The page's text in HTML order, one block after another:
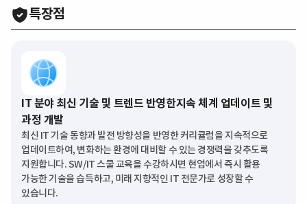
특장점
IT 분야 최신 기술 및 트렌드 반영한지속 체계 업데이트 및
과정 개발
최신 IT 기술 동향과 발전 방향성을 반영한 커리큘럼을 지속적으로
업데이트하여, 변화하는 환경에 대비할 수 있는 경쟁력을 갖추도록
지원합니다. SW/IT 스쿨 교육을 수강하시면 현업에서 즉시 활용
가능한 기술을 습득하고, 미래 지향적인 IT 전문가로 성장할 수
있습니다.